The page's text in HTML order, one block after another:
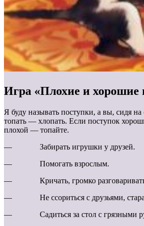
Игра «Плохие и хорошие
Я буду называть поступки, а вы, сидя на
топать — хлопать. Если поступок
плохой — топайте.
— Забирать игрушки у друзей.
— Помогать взрослым.
— Кричать, громко
— Не ссориться с друзьями,
— Садиться за стол с грязными